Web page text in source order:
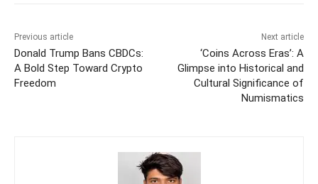
Previous article
Donald Trump Bans CBDCs:
A Bold Step Toward Crypto
Freedom
Next article
‘Coins Across Eras’: A
Glimpse into Historical and
Cultural Significance of
Numismatics